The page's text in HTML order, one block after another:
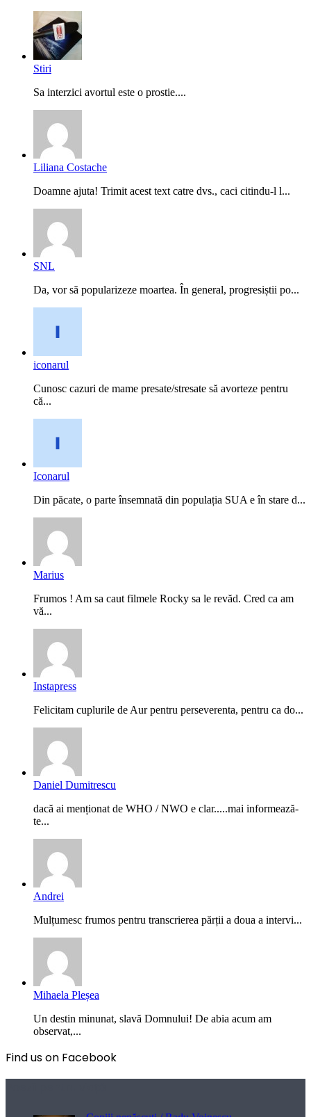
Stiri
Sa interzici avortul este o prostie....
Liliana Costache
Doamne ajuta! Trimit acest text catre dvs., caci citindu-l l...
SNL
Da, vor să popularizeze moartea. În general, progresiștii po...
iconarul
Cunosc cazuri de mame presate/stresate să avorteze pentru
că...
Iconarul
Din păcate, o parte însemnată din populația SUA e în stare d...
Marius
Frumos ! Am sa caut filmele Rocky sa le revăd. Cred ca am
vă...
Instapress
Felicitam cuplurile de Aur pentru perseverenta, pentru ca do...
Daniel Dumitrescu
dacă ai menționat de WHO / NWO e clar.....mai informează-
te...
Andrei
Mulțumesc frumos pentru transcrierea părții a doua a intervi...
Mihaela Pleșea
Un destin minunat, slavă Domnului! De abia acum am
observat,...
Find us on Facebook